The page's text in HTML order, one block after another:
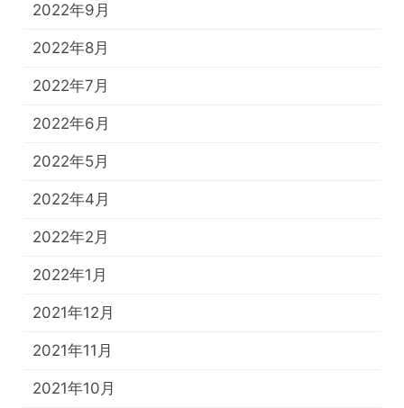
2022年9月
2022年8月
2022年7月
2022年6月
2022年5月
2022年4月
2022年2月
2022年1月
2021年12月
2021年11月
2021年10月